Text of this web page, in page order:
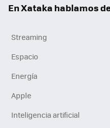
En Xataka hablamos
Streaming
Espacio
Energía
Apple
Inteligencia artificial